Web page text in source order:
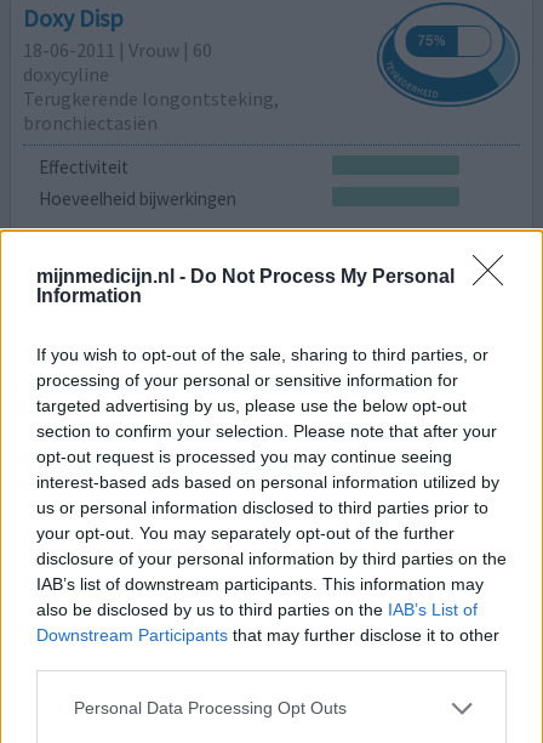
mijnmedicijn.nl - Do Not Process My Personal
Information
If you wish to opt-out of the sale, sharing to third parties, or
processing of your personal or sensitive information for
targeted advertising by us, please use the below opt-out
section to confirm your selection. Please note that after your
opt-out request is processed you may continue seeing
interest-based ads based on personal information utilized by
us or personal information disclosed to third parties prior to
your opt-out. You may separately opt-out of the further
disclosure of your personal information by third parties on the
IAB’s list of downstream participants. This information may
also be disclosed by us to third parties on the IAB’s List of
Downstream Participants that may further disclose it to other
Personal Data Processing Opt Outs
Doxy Disp
18-06-2011 | Vrouw | 60
doxycyline
Terugkerende longontsteking,
bronchiectasiën
Effectiviteit
Hoeveelheid bijwerkingen
Slik meer dan drie jaar dagelijks 100mg doxycycline. Vanaf
1987 last van terugkerende longontstekingen. Volgens
artsen geen bijwerking, maar sinds ik het slik is mijn huid,
schrale, ontstekingsachtige plekken. Weet niet of
meerdere mensen dit hebben ervaren. Verder ben ik
doorlopend moe, maar weet niet of dit door de Doxy
[lees meer...]
geef mening 0 reacties
Doxy Disp
04-06-2009 | Vrouw
doxycyline
Lyme
Effectiviteit